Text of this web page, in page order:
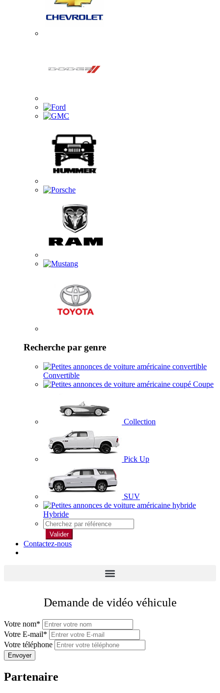
Recherche par genre
Convertible
Coupe
Collection
Pick Up
SUV
Hybride
Valider
Contactez-nous
Demande de vidéo véhicule
Votre nom*
Votre E-mail*
Votre téléphone
Partenaire